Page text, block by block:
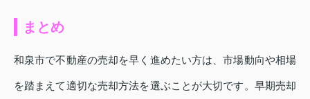
まとめ
和泉市で不動産の売却を早く進めたい方は、市場動向や相場
を踏まえて適切な売却方法を選ぶことが大切です。早期売却